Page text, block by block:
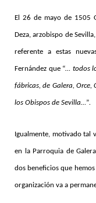
El 26 de mayo de 1505
Deza, arzobispo de
referente a estas
Fernández que “… todos
fábricas, de Galera, Orce,
los Obispos de Sevilla…”.
Igualmente, motivado tal
en la Parroquia de
dos beneficios que
organización va a